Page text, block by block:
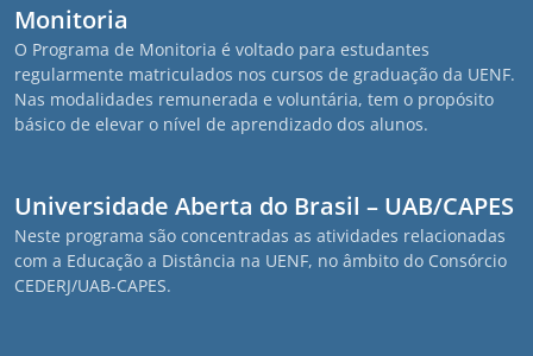
Monitoria
O Programa de Monitoria é voltado para estudantes
regularmente matriculados nos cursos de graduação da UENF.
Nas modalidades remunerada e voluntária, tem o propósito
básico de elevar o nível de aprendizado dos alunos.
Universidade Aberta do Brasil – UAB/CAPES
Neste programa são concentradas as atividades relacionadas
com a Educação a Distância na UENF, no âmbito do Consórcio
CEDERJ/UAB-CAPES.